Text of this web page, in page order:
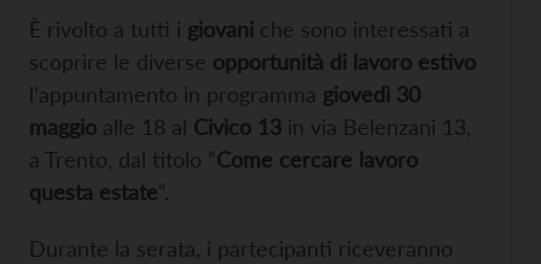
È rivolto a tutti i giovani che sono interessati a
scoprire le diverse opportunità di lavoro estivo
l’appuntamento in programma giovedì 30
maggio alle 18 al Civico 13 in via Belenzani 13,
a Trento, dal titolo “Come cercare lavoro
questa estate“.
Durante la serata, i partecipanti riceveranno